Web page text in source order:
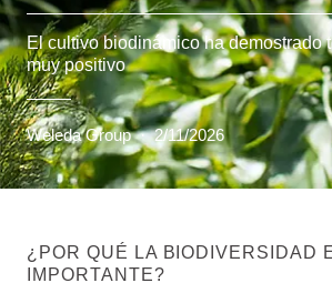
El cultivo biodinámico ha demostrado
muy positivo
Weleda Group · 2/11/2026
¿POR QUÉ LA BIODIVERSIDAD
IMPORTANTE?